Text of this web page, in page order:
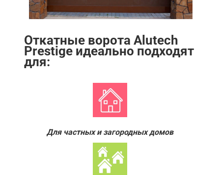
Откатные ворота Alutech
Prestige идеально подходят
для:
Для частных и загородных домов